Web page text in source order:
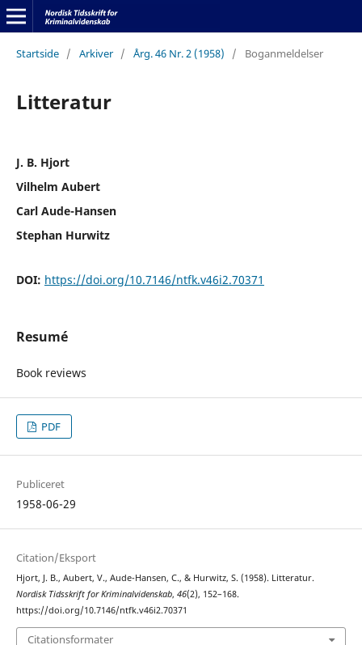
Startside / Arkiver / Årg. 46 Nr. 2 (1958) / Boganmeldelser
Litteratur
J. B. Hjort
Vilhelm Aubert
Carl Aude-Hansen
Stephan Hurwitz
DOI: https://doi.org/10.7146/ntfk.v46i2.70371
Resumé
Book reviews
PDF
Publiceret
1958-06-29
Citation/Eksport
Hjort, J. B., Aubert, V., Aude-Hansen, C., & Hurwitz, S. (1958). Litteratur.
Nordisk Tidsskrift for Kriminalvidenskab, 46(2), 152–168.
https://doi.org/10.7146/ntfk.v46i2.70371
Citationsformater